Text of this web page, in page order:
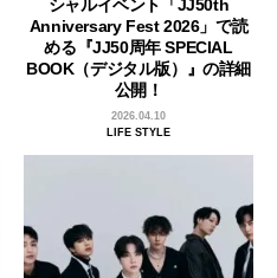
シャルイベント「JJ50th
Anniversary Fest 2026」で読
める『JJ50周年 SPECIAL
BOOK（デジタル版）』の詳細
公開！
2026.04.10
LIFE STYLE